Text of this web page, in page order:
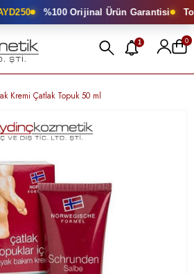
%100 Orijinal Ürün Garantisi
1 0
Kremi Çatlak Topuk 50 ml